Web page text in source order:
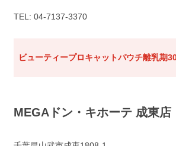
TEL: 04-7137-3370
ビューティープロキャットパウチ離乳期
MEGAドン・キホーテ 成東店